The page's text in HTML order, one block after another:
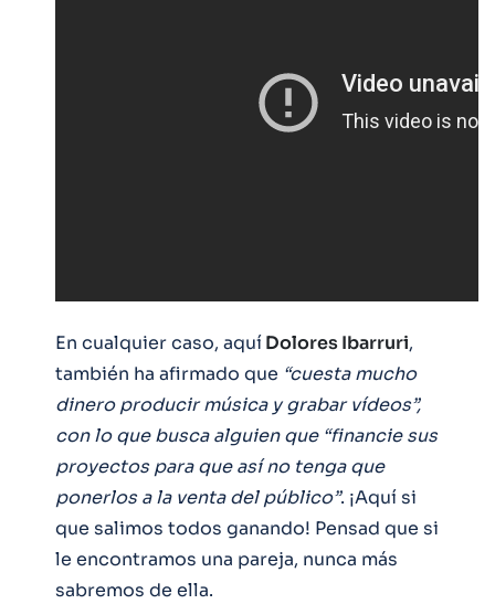
En cualquier caso, aquíDolores Ibarruri,
también ha afirmado que “cuesta mucho
dinero producir música y grabar vídeos”,
con lo que busca alguien que “financie sus
proyectos para que así no tenga que
ponerlos a la venta del público”. ¡Aquí si
que salimos todos ganando! Pensad que si
le encontramos una pareja, nunca más
sabremos de ella.